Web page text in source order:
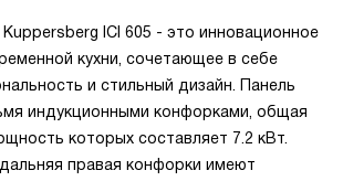
ICI 605 - это инновационное
кухни, сочетающее в себе
и стильный дизайн. Панель
индукционными конфорками, общая
которых составляет 7.2 кВт.
правая конфорки имеют